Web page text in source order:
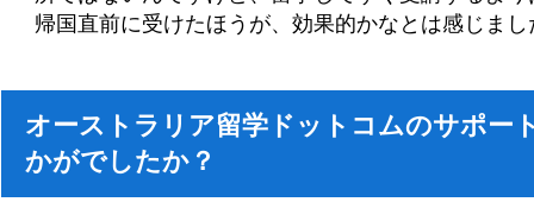
帰国直前に受けたほうが、効果的かなとは感じまし
オーストラリア留学ドットコムのサポー
かがでしたか？